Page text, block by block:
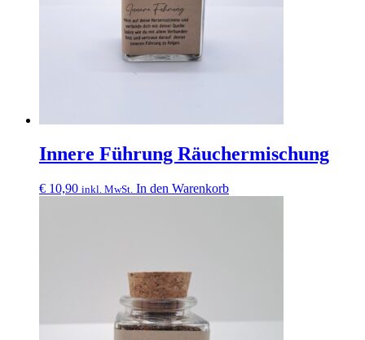
Innere Führung Räuchermischung
€ 10,90 inkl. MwSt. In den Warenkorb